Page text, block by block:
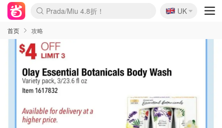
Prada/Miu 4.8折！
🇬🇧
UK
首页 攻略